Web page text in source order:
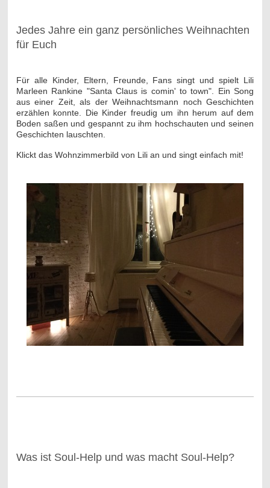
Jedes Jahre ein ganz persönliches Weihnachten
für Euch
Für alle Kinder, Eltern, Freunde, Fans singt und spielt Lili
Marleen Rankine "Santa Claus is comin' to town". Ein Song
aus einer Zeit, als der Weihnachtsmann noch Geschichten
erzählen konnte. Die Kinder freudig um ihn herum auf dem
Boden saßen und gespannt zu ihm hochschauten und seinen
Geschichten lauschten.
Klickt das Wohnzimmerbild von Lili an und singt einfach mit!
Was ist Soul-Help und was macht Soul-Help?